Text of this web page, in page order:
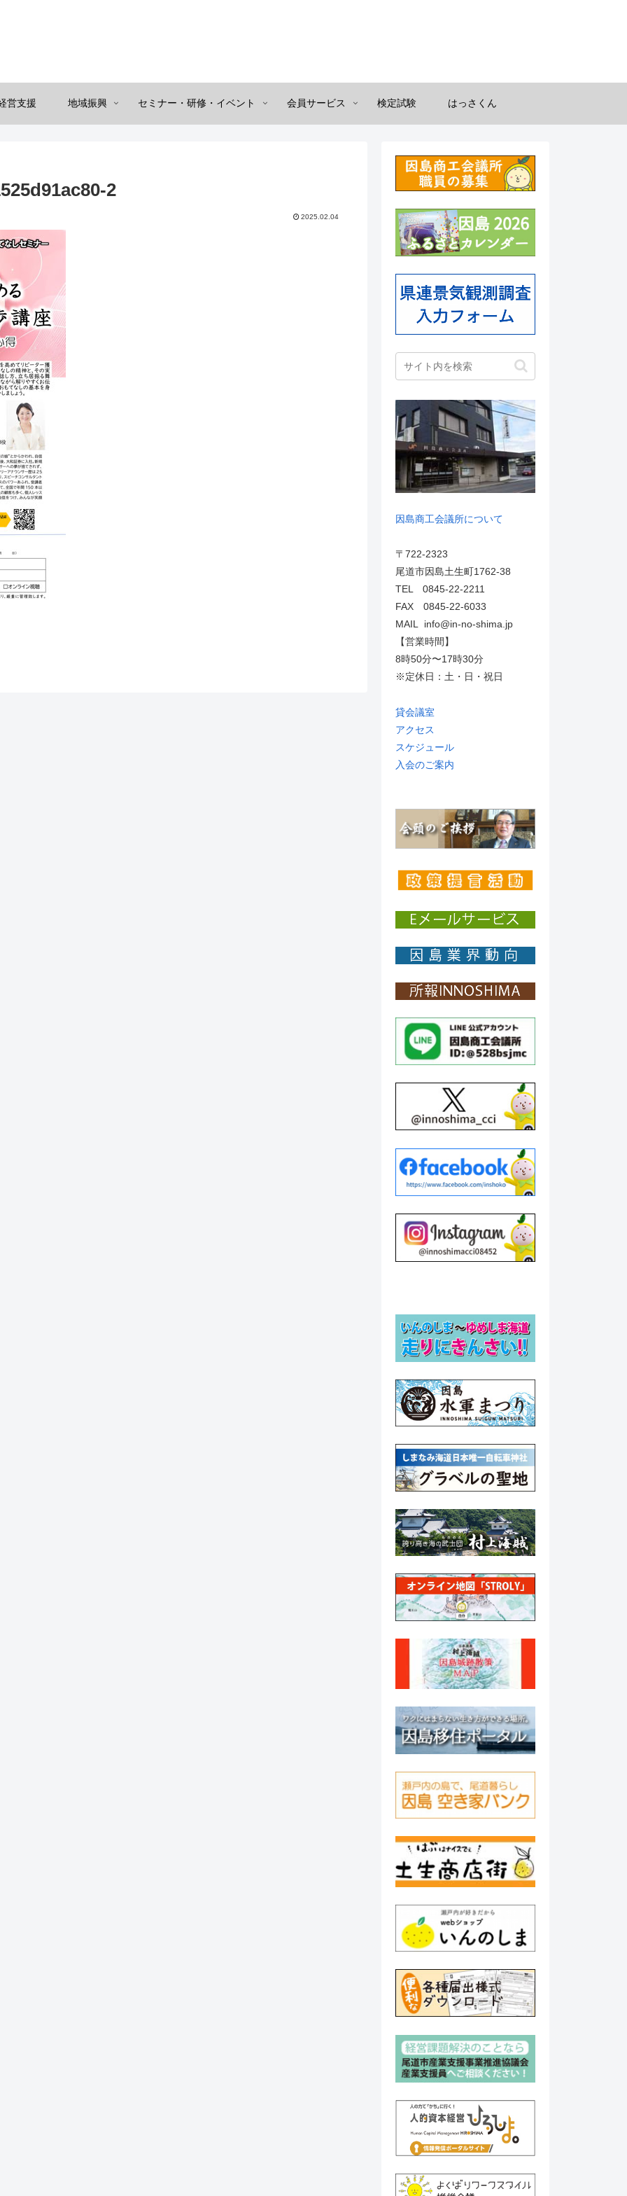
営支援 地域振興 セミナー・研修・イベント 会員サービス 検定試験 はっさくん
2
2025.02.04
因島商工会議所について
〒722-2323
尾道市因島土生町1762-38
TEL 0845-22-2211
FAX 0845-22-6033
MAIL info@in-no-shima.jp
【営業時間】
8時50分〜17時30分
※定休日：土・日・祝日
貸会議室
アクセス
スケジュール
入会のご案内